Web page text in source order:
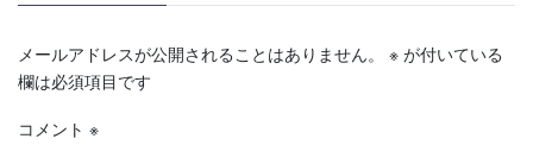
メールアドレスが公開されることはありません。 ※ が付いている
欄は必須項目です
コメント ※